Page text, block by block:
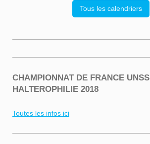
Tous les calendriers
CHAMPIONNAT DE FRANCE UNSS
HALTEROPHILIE 2018
Toutes les infos ici